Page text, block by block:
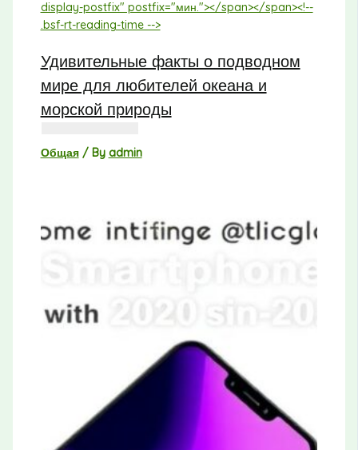
Удивительные факты о подводном
мире для любителей океана и
морской природы
Общая/ By admin